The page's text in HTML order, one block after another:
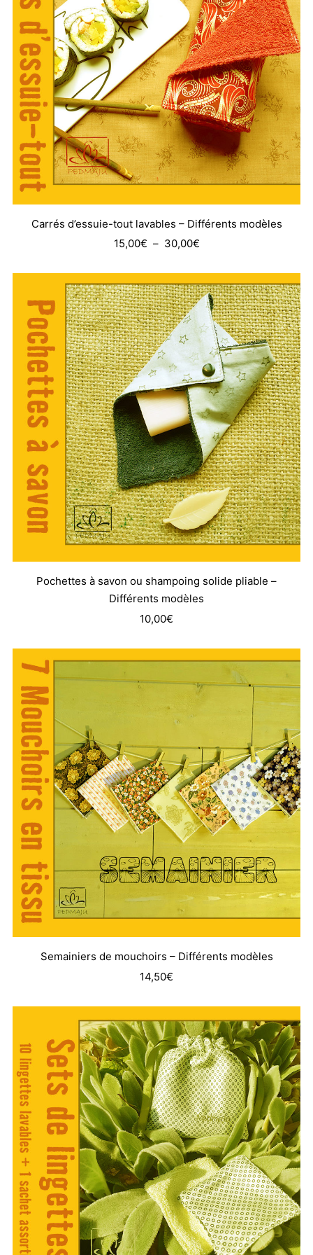
Carrés d’essuie-tout lavables – Différents modèles
15,00€ – 30,00€Plage
15,00€
30,00€
Pochettes à savon ou shampoing solide pliable –
Différents modèles
10,00€
Semainiers de mouchoirs – Différents modèles
14,50€